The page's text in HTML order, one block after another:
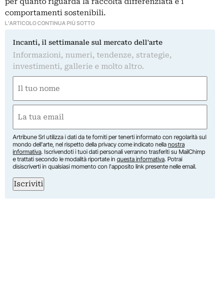
comportamenti sostenibili.
L'ARTICOLO CONTINUA PIÙ SOTTO
Incanti, il settimanale sul mercato dell'arte
Informazioni, numeri, tendenze, strategie,
investimenti, gallerie e molto altro.
(Required)
First
(Required)
Artribune Srl utilizza i dati da te forniti per tenerti informato con regolarità sul
mondo dell'arte, nel rispetto della privacy come indicato nella nostra
informativa. Iscrivendoti i tuoi dati personali verranno trasferiti su MailChimp
e trattati secondo le modalità riportate in questa informativa. Potrai
disiscriverti in qualsiasi momento con l'apposito link presente nelle email.
Iscriviti